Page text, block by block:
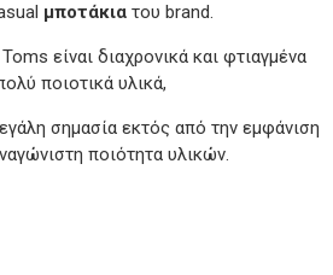
μποτάκια του brand.
είναι διαχρονικά και φτιαγμένα
ποιοτικά υλικά,
σημασία εκτός από την εμφάνιση
ποιότητα υλικών.